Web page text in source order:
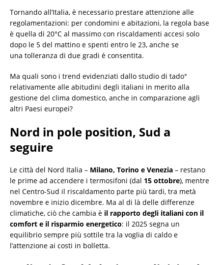
Tornando all’Italia, è necessario prestare attenzione alle
regolamentazioni: per condomini e abitazioni, la regola base
è quella di 20°C al massimo con riscaldamenti accesi solo
dopo le 5 del mattino e spenti entro le 23, anche se
una tolleranza di due gradi è consentita.
Ma quali sono i trend evidenziati dallo studio di tado°
relativamente alle abitudini degli italiani in merito alla
gestione del clima domestico, anche in comparazione agli
altri Paesi europei?
Nord in pole position, Sud a
seguire
Le città del Nord Italia – Milano, Torino e Venezia – restano
le prime ad accendere i termosifoni (dal 15 ottobre), mentre
nel Centro-Sud il riscaldamento parte più tardi, tra metà
novembre e inizio dicembre. Ma al di là delle differenze
climatiche, ciò che cambia è il rapporto degli italiani con il
comfort e il risparmio energetico: il 2025 segna un
equilibrio sempre più sottile tra la voglia di caldo e
l’attenzione ai costi in bolletta.